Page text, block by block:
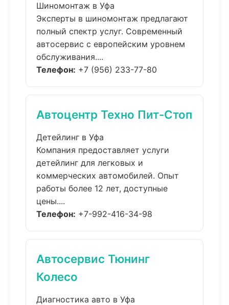
Шиномонтаж в Уфа
Эксперты в шиномонтаж предлагают
полный спектр услуг. Современный
автосервис с европейским уровнем
обслуживания....
Телефон: +7 (956) 233-77-80
Автоцентр Техно Пит-Стоп
Детейлинг в Уфа
Компания предоставляет услуги
детейлинг для легковых и
коммерческих автомобилей. Опыт
работы более 12 лет, доступные
цены....
Телефон: +7-992-416-34-98
Автосервис Тюнинг
Колесо
Диагностика авто в Уфа